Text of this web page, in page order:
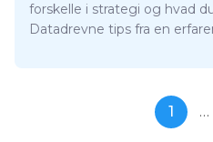
forskelle i strategi og hvad
Datadrevne tips fra en
1 …